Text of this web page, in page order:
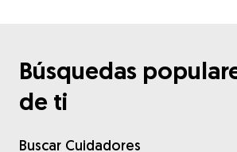
Búsquedas
de ti
Buscar Cuidadores